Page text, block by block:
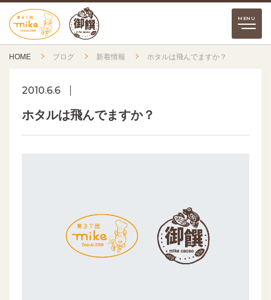
HOME ブログ 新着情報 ホタルは飛んでますか？
2010.6.6
ホタルは飛んでますか？